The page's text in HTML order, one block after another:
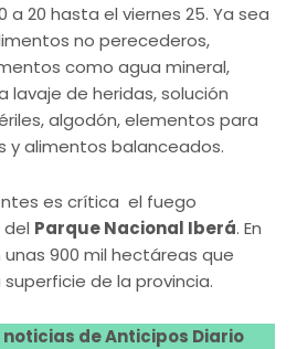
a 20 hasta el viernes 25. Ya sea
no perecederos,
como agua mineral,
lavaje de heridas, solución
algodón, elementos para
y alimentos balanceados.
es crítica el fuego
del Parque Nacional Iberá. En
900 mil hectáreas que
superficie de la provincia.
de Anticipos Diario